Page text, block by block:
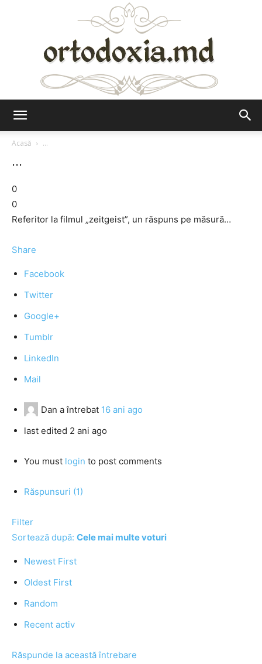
Acasă
...
...
0
0
Referitor la filmul „zeitgeist”, un răspuns pe măsură…
Share
Facebook
Twitter
Google+
Tumblr
LinkedIn
Mail
Dan a întrebat 16 ani ago
last edited 2 ani ago
You must login to post comments
Răspunsuri (1)
Filter
Sortează după: Cele mai multe voturi
Newest First
Oldest First
Random
Recent activ
Răspunde la această întrebare